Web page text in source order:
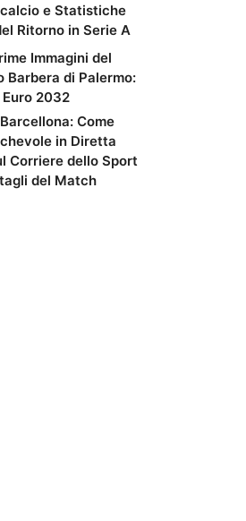
e Statistiche
Ritorno in Serie A
Immagini del
Barbera di Palermo:
2032
Come
in Diretta
Corriere dello Sport
del Match